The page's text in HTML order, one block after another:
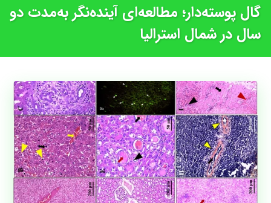
گال پوسته‌دار؛ مطالعه‌ای آینده‌نگر به‌مدت دو
سال در شمال استرالیا